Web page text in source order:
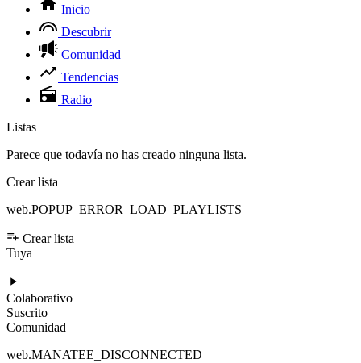
Inicio
Descubrir
Comunidad
Tendencias
Radio
Listas
Parece que todavía no has creado ninguna lista.
Crear lista
web.POPUP_ERROR_LOAD_PLAYLISTS
Crear lista
Tuya
Colaborativo
Suscrito
Comunidad
web.MANATEE_DISCONNECTED